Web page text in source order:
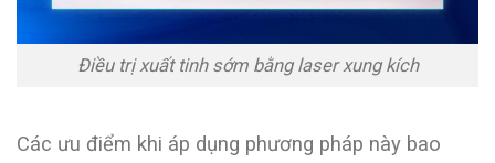
Điều trị xuất tinh sớm bằng laser xung kích
Các ưu điểm khi áp dụng phương pháp này bao